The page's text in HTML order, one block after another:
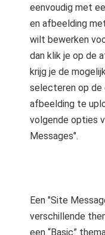
eenvoudig met
en afbeelding
wilt bewerken
dan klik je op de
krijg je de
selecteren op de
afbeelding te
volgende opties
Messages".
Een "Site
verschillende
een “Basic”